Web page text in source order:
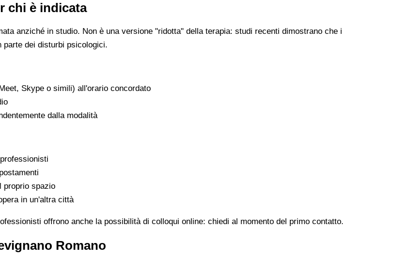
chi è indicata
anziché in studio. Non è una versione "ridotta" della terapia: studi recenti dimostrano che i
parte dei disturbi psicologici.
Skype o simili) all'orario concordato
dalla modalità
proprio spazio
in un'altra città
offrono anche la possibilità di colloqui online: chiedi al momento del primo contatto.
Romano